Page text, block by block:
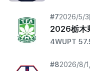
#72026/5/3
2026栃木
4WUPT
#82026/8/